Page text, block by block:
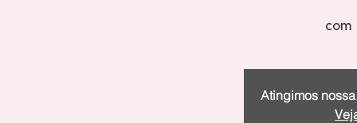
com
Atingimos